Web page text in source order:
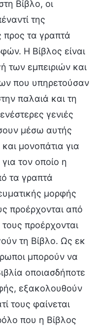
Βίβλο, οι
της
προς τα γραπτά
Η Βίβλος είναι
των εμπειριών και
που υπηρετούσαν
παλαιά και τη
γενιές
μέσω αυτής
μονοπάτια για
τον οποίο η
τα γραπτά
μορφής
προέρχονται από
τους προέρχονται
τη Βίβλο. Ως εκ
μπορούν να
οποιασδήποτε
εξακολουθούν
τους φαίνεται
που η Βίβλος